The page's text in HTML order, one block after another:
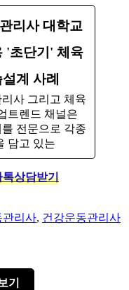
리사 대학교
'초단기' 체육
계 사례
사 그리고 체육
트렌드 채널은
전문으로 각종
담고 있는
톡상담받기
관리사, 건강운동관리사
기